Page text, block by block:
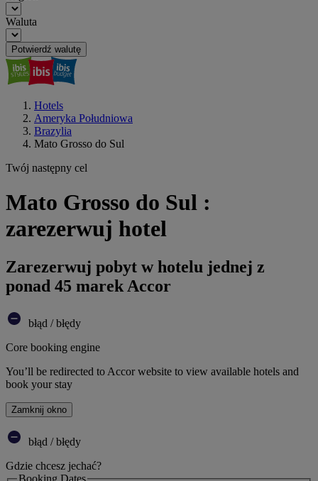
Waluta
Potwierdź walutę
Hotels
Ameryka Południowa
Brazylia
Mato Grosso do Sul
Twój następny cel
Mato Grosso do Sul :
zarezerwuj hotel
Zarezerwuj pobyt w hotelu jednej z
ponad 45 marek Accor
błąd / błędy
Core booking engine
You’ll be redirected to Accor website to view available hotels and
book your stay
Zamknij okno
błąd / błędy
Gdzie chcesz jechać?
Booking Dates